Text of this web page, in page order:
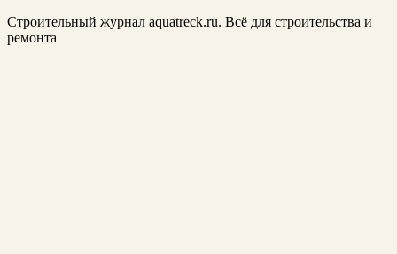
Строительный журнал aquatreck.ru. Всё для строительства и
ремонта